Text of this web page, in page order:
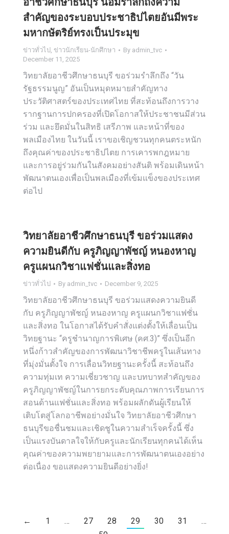
สำคัญของระบอบประชาธิปไตยอันมีพระ
มหากษัตริย์ทรงเป็นประมุข
ข่าวทั่วไป, ข่าวนักเรียน-นักศึกษา By admin_tvc
December 11, 2025
วิทยาลัยอาชีวศึกษาธนบุรี ขอร่วมรำลึกถึง “วัน
รัฐธรรมนูญ” อันเป็นหมุดหมายสำคัญทาง
ประวัติศาสตร์ของประเทศไทย ที่สะท้อนถึงการวาง
รากฐานการปกครองที่เปิดโอกาสให้ประชาชนมีส่วน
ร่วม และยึดมั่นในสิทธิ เสรีภาพ และหน้าที่ของ
พลเมืองไทย ในวันนี้ เราขอเชิญชวนทุกคนตระหนัก
ถึงคุณค่าของประชาธิปไตย การเคารพกฎหมาย
และการอยู่ร่วมกันในสังคมอย่างสันติ พร้อมเดินหน้า
พัฒนาตนเองเพื่อเป็นพลเมืองที่เข้มแข็งของประเทศ
ต่อไป
วิทยาลัยอาชีวศึกษาธนบุรี ขอร่วมแสดง
ความยินดีกับ ครูภิญญาพัชญ์ หนองหาญ
ครูแผนกวิชาแฟชั่นและสิ่งทอ
ข่าวทั่วไป By admin_tvc December 9, 2025
วิทยาลัยอาชีวศึกษาธนบุรี ขอร่วมแสดงความยินดี
กับ ครูภิญญาพัชญ์ หนองหาญ ครูแผนกวิชาแฟชั่น
และสิ่งทอ ในโอกาสได้รับคำสั่งแต่งตั้งให้เลื่อนเป็น
วิทยฐานะ “ครูชำนาญการพิเศษ (คศ.3)” ซึ่งเป็นอีก
หนึ่งก้าวสำคัญของการพัฒนาวิชาชีพครูในเส้นทาง
ที่มุ่งมั่นตั้งใจ การเลื่อนวิทยฐานะครั้งนี้ สะท้อนถึง
ความทุ่มเท ความเชี่ยวชาญ และบทบาทสำคัญของ
ครูภิญญาพัชญ์ในการยกระดับคุณภาพการเรียนการ
สอนด้านแฟชั่นและสิ่งทอ พร้อมผลักดันผู้เรียนให้
เติบโตสู่โลกอาชีพอย่างมั่นใจ วิทยาลัยอาชีวศึกษา
ธนบุรีขอชื่นชมและเชิดชูในความสำเร็จครั้งนี้ ซึ่ง
เป็นแรงบันดาลใจให้กับครูและนักเรียนทุกคนได้เห็น
คุณค่าของความพยายามและการพัฒนาตนเองอย่าง
ต่อเนื่อง ขอแสดงความยินดีอย่างยิ่ง!
← 1 … 27 28 29 30 31
…